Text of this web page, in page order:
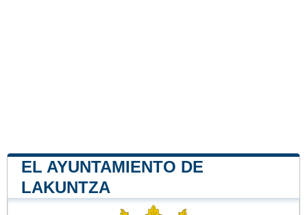
EL AYUNTAMIENTO DE
LAKUNTZA